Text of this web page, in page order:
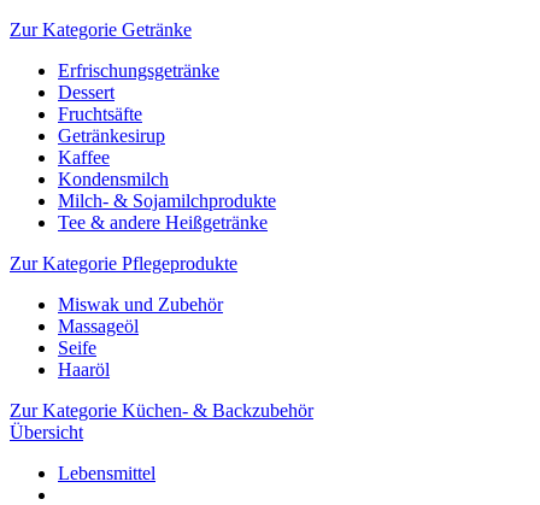
Zur Kategorie Getränke
Erfrischungsgetränke
Dessert
Fruchtsäfte
Getränkesirup
Kaffee
Kondensmilch
Milch- & Sojamilchprodukte
Tee & andere Heißgetränke
Zur Kategorie Pflegeprodukte
Miswak und Zubehör
Massageöl
Seife
Haaröl
Zur Kategorie Küchen- & Backzubehör
Übersicht
Lebensmittel